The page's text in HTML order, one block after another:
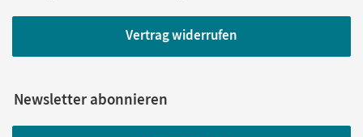
Vertrag widerrufen
Newsletter abonnieren